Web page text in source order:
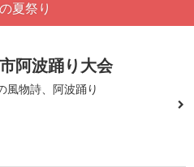
夏祭り
阿波踊り大会
風物詩、阿波踊り